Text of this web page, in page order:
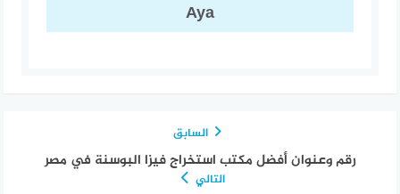
Aya
السابق
رقم وعنوان أفضل مكتب استخراج فيزا البوسنة في مصر
التالي